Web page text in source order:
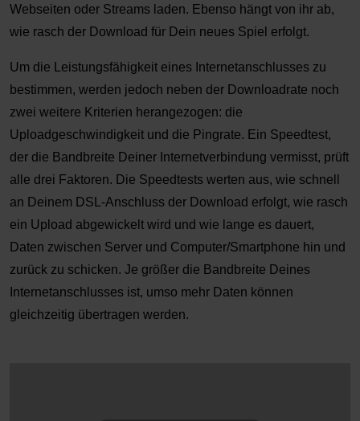
Webseiten oder Streams laden. Ebenso hängt von ihr ab,
wie rasch der Download für Dein neues Spiel erfolgt.
Um die Leistungsfähigkeit eines Internetanschlusses zu
bestimmen, werden jedoch neben der Downloadrate noch
zwei weitere Kriterien herangezogen: die
Uploadgeschwindigkeit und die Pingrate. Ein Speedtest,
der die Bandbreite Deiner Internetverbindung vermisst, prüft
alle drei Faktoren. Die Speedtests werten aus, wie schnell
an Deinem DSL-Anschluss der Download erfolgt, wie rasch
ein Upload abgewickelt wird und wie lange es dauert,
Daten zwischen Server und Computer/Smartphone hin und
zurück zu schicken. Je größer die Bandbreite Deines
Internetanschlusses ist, umso mehr Daten können
gleichzeitig übertragen werden.